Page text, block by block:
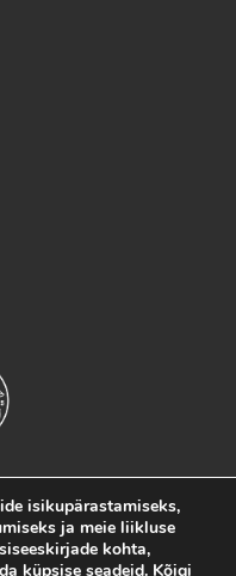
isikupärastamiseks,
ja meie liikluse
kohta,
küpsise seadeid. Kõigi